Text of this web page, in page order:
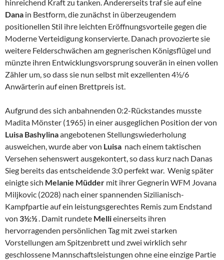
hinreichend Kraft zu tanken. Andererseits traf sie auf eine
Dana in Bestform, die zunächst in überzeugendem
positionellen Stil ihre leichten Eröffnungsvorteile gegen die
Moderne Verteidigung konservierte. Danach provozierte sie
weitere Felderschwächen am gegnerischen Königsflügel und
münzte ihren Entwicklungsvorsprung souverän in einen vollen
Zähler um, so dass sie nun selbst mit exzellenten 4½/6
Anwärterin auf einen Brettpreis ist.
Aufgrund des sich anbahnenden 0:2-Rückstandes musste
Madita Mönster (1965) in einer ausgeglichen Position der von
Luisa Bashylinaangebotenen Stellungswiederholung
ausweichen, wurde aber von Luisa nach einem taktischen
Versehen sehenswert ausgekontert, so dass kurz nach Danas
Sieg bereits das entscheidende 3:0 perfekt war. Wenig später
einigte sich Melanie Müdder mit ihrer Gegnerin WFM Jovana
Miljkovic (2028) nach einer spannenden Sizilianisch-
Kampfpartie auf ein leistungsgerechtes Remis zum Endstand
von 3½:½. Damit rundete Mellieinerseits ihren
hervorragenden persönlichen Tag mit zwei starken
Vorstellungen am Spitzenbrett und zwei wirklich sehr
geschlossene Mannschaftsleistungen ohne eine einzige Partie